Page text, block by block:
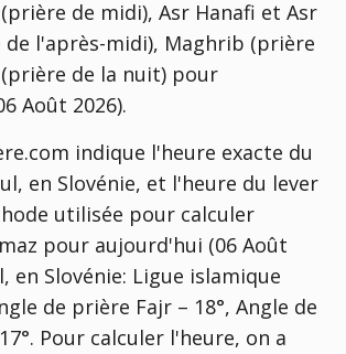
de midi), Asr Hanafi et Asr
de l'après-midi), Maghrib (prière
de la nuit) pour
Août 2026).
indique l'heure exacte du
en Slovénie, et l'heure du lever
utilisée pour calculer
pour aujourd'hui (06 Août
en Slovénie: Ligue islamique
de prière Fajr – 18°, Angle de
. Pour calculer l'heure, on a